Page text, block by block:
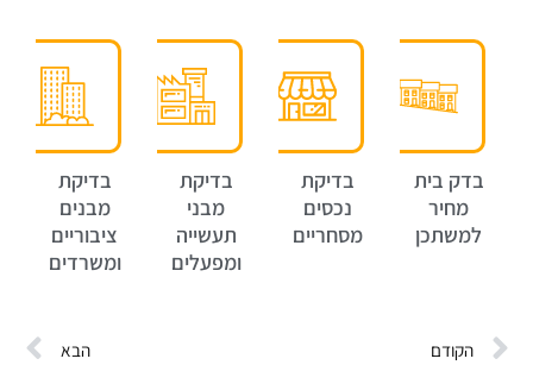
בדק בית
מחיר
למשתכן
בדיקת
נכסים
מסחריים
בדיקת
מבני
תעשייה
ומפעלים
בדיקת
מבנים
ציבוריים
ומשרדים
הקודם הבא